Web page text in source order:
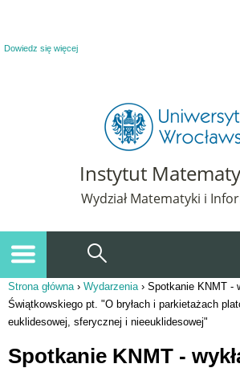
Dowiedz się więcej
Instytut
Wydział Matematyki i
Jesteś tutaj
Strona główna› Wydarzenia› Spotkanie KNMT -
Świątkowskiego pt. "O bryłach i parkietażach
euklidesowej, sferycznej i nieeuklidesowej"
Spotkanie KNMT -